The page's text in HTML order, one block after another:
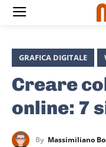
GRAFICA DIGITALE
Creare
online: 7
By Massimiliano